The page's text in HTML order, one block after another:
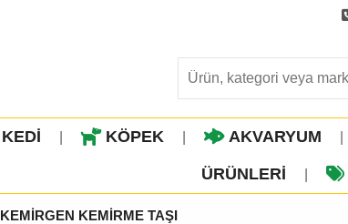
KEDİ KÖPEK AKVARYUM
ÜRÜNLERI
KEMİRGEN KEMİRME TAŞI